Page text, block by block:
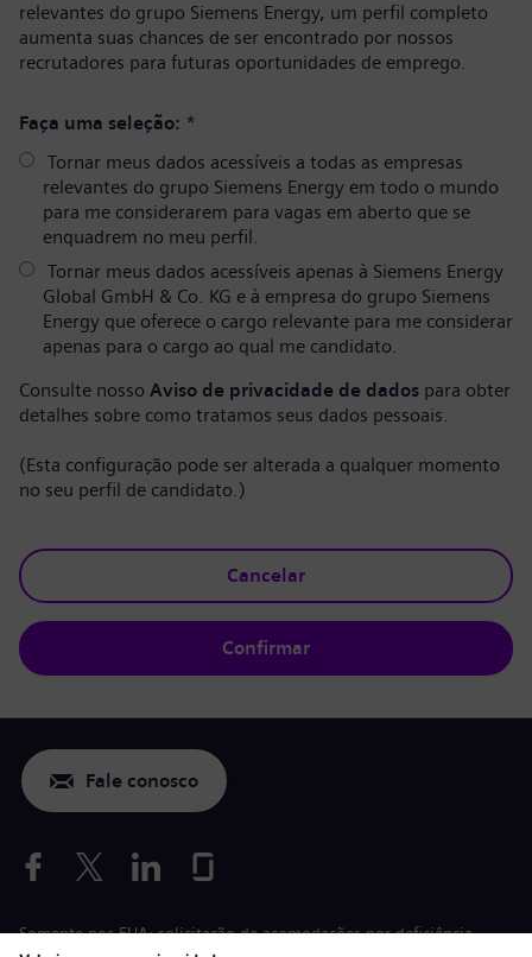
relevantes do grupo Siemens Energy, um perfil completo
aumenta suas chances de ser encontrado por nossos
recrutadores para futuras oportunidades de emprego.
Faça uma seleção: *
Tornar meus dados acessíveis a todas as empresas
relevantes do grupo Siemens Energy em todo o mundo
para me considerarem para vagas em aberto que se
enquadrem no meu perfil.
Tornar meus dados acessíveis apenas à Siemens Energy
Global GmbH & Co. KG e à empresa do grupo Siemens
Energy que oferece o cargo relevante para me considerar
apenas para o cargo ao qual me candidato.
Consulte nosso Aviso de privacidade de dados para obter
detalhes sobre como tratamos seus dados pessoais.
(Esta configuração pode ser alterada a qualquer momento
no seu perfil de candidato.)
Cancelar
Confirmar
Fale conosco
Somente nos EUA: solicitação de acomodações por deficiência